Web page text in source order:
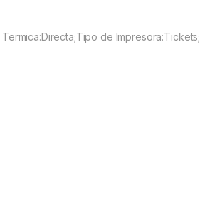
de Impresora:Tickets;